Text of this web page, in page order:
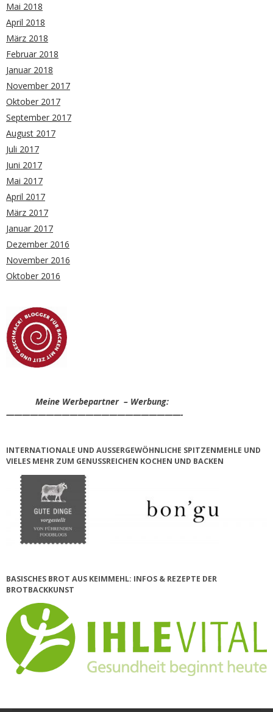
Mai 2018
April 2018
März 2018
Februar 2018
Januar 2018
November 2017
Oktober 2017
September 2017
August 2017
Juli 2017
Juni 2017
Mai 2017
April 2017
März 2017
Januar 2017
Dezember 2016
November 2016
Oktober 2016
Meine Werbepartner – Werbung:
——————————————————————-
INTERNATIONALE UND AUSSERGEWÖHNLICHE SPITZENMEHLE UND V
IELES MEHR ZUM GENUSSREICHEN KOCHEN UND BACKEN
BASISCHES BROT AUS KEIMMEHL: INFOS & REZEPTE DER
BROTBACKKUNST